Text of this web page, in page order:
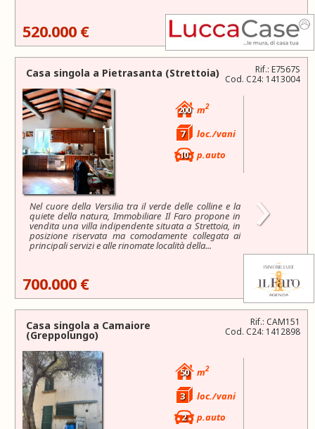
520.000 €
Rif.: E7567S
Cod. C24: 1413004
Casa singola a Pietrasanta (Strettoia)
200 m2
7
loc./vani
10
p.auto
Nel cuore della Versilia tra il verde delle colline e la
quiete della natura, Immobiliare Il Faro propone in
vendita una villa indipendente situata a Strettoia, in
posizione riservata ma comodamente collegata ai
principali servizi e alle rinomate località della...
›
700.000 €
Rif.: CAM151
Cod. C24: 1412898
Casa singola a Camaiore
(Greppolungo)
50 m2
3
loc./vani
2
p.auto